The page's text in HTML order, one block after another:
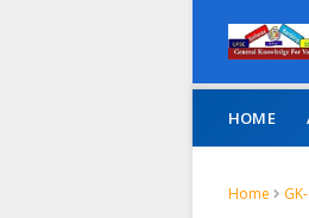
HOME
Home